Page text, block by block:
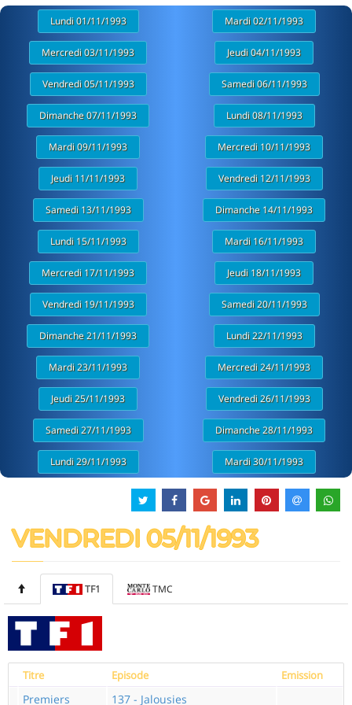
Lundi 01/11/1993 Mardi 02/11/1993
Mercredi 03/11/1993 Jeudi 04/11/1993
Vendredi 05/11/1993 Samedi 06/11/1993
Dimanche 07/11/1993 Lundi 08/11/1993
Mardi 09/11/1993 Mercredi 10/11/1993
Jeudi 11/11/1993 Vendredi 12/11/1993
Samedi 13/11/1993 Dimanche 14/11/1993
Lundi 15/11/1993 Mardi 16/11/1993
Mercredi 17/11/1993 Jeudi 18/11/1993
Vendredi 19/11/1993 Samedi 20/11/1993
Dimanche 21/11/1993 Lundi 22/11/1993
Mardi 23/11/1993 Mercredi 24/11/1993
Jeudi 25/11/1993 Vendredi 26/11/1993
Samedi 27/11/1993 Dimanche 28/11/1993
Lundi 29/11/1993 Mardi 30/11/1993
VENDREDI 05/11/1993
TF1 TMC
Titre Episode Emission
Premiers 137 - Jalousies